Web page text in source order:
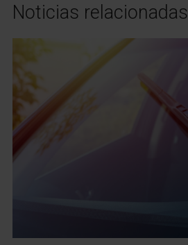
Noticias relacionadas